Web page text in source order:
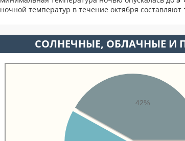
ночной температур в течение октября составляют
CОЛНЕЧНЫЕ, ОБЛАЧНЫЕ И
42%